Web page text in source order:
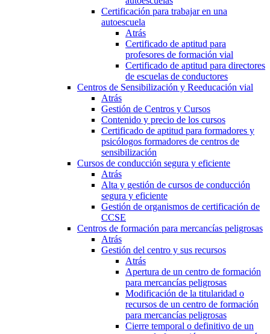
Certificación para trabajar en una
autoescuela
Atrás
Certificado de aptitud para
profesores de formación vial
Certificado de aptitud para directores
de escuelas de conductores
Centros de Sensibilización y Reeducación vial
Atrás
Gestión de Centros y Cursos
Contenido y precio de los cursos
Certificado de aptitud para formadores y
psicólogos formadores de centros de
sensibilización
Cursos de conducción segura y eficiente
Atrás
Alta y gestión de cursos de conducción
segura y eficiente
Gestión de organismos de certificación de
CCSE
Centros de formación para mercancías peligrosas
Atrás
Gestión del centro y sus recursos
Atrás
Apertura de un centro de formación
para mercancías peligrosas
Modificación de la titularidad o
recursos de un centro de formación
para mercancías peligrosas
Cierre temporal o definitivo de un